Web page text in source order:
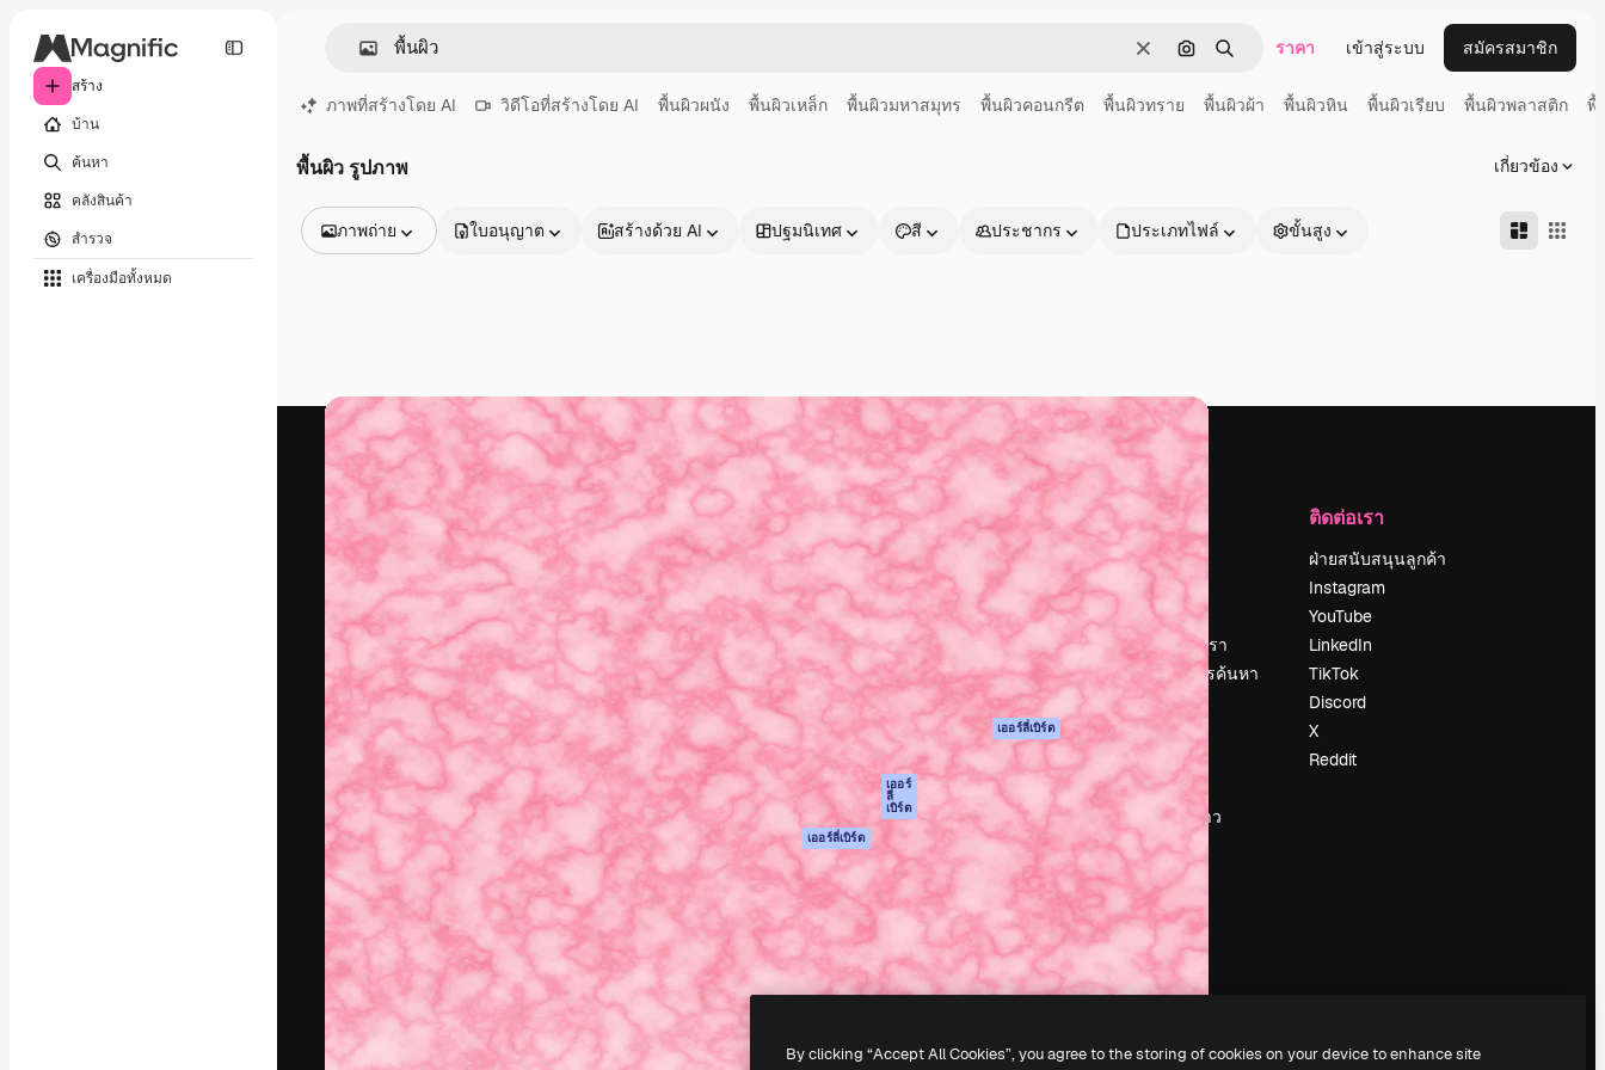
สร้าง
บ้าน
ค้นหา
คลังสินค้า
สำรวจ
เครื่องมือทั้งหมด
ชัดเจนค้นหาตามรูปภาพ
ค้นหา ราคา เข้าสู่ระบบ สมัครสมาชิก
ภาพที่สร้างโดย AI วิดีโอที่สร้างโดย AI พื้นผิวผนัง พื้นผิวเหล็ก พื้นผิวมหาสมุทร พื้นผิวคอนกรีต พื้นผิวทราย พื้นผิวผ้า พื้นผิวหิน พื้นผิวเรียบ พื้นผิวพลาสติก พื้
พื้นผิว รูปภาพ เกี่ยวข้อง
ภาพถ่าย
วิดีโอ
คลิปวิดีโอ
โมชั่นกราฟิก
เทมเพลตวิดีโอ
ไอคอน
แบบจำลอง 3 มิติ
แบบอักษร
ใบอนุญาต สร้างด้วย AI ปฐมนิเทศ สี ประชากร ประเภทไฟล์ ขั้นสูง
แพลตฟอร์มสร้างสรรค์เพื่อผลักดันผลงานที่ดี
ที่สุดของคุณ ผู้ใช้งานกว่า 1 ล้านราย
ครอบคลุมทั้งครีเอทีฟ, บริษัท, เอเจนซี และสตูดิ
ภาษาไทย
ผลิตภัณฑ์
Spaces
ผู้ช่วย AI
เครื่องมือสร้าง
รูปภาพด้วย AI
เครื่องมือสร้างวิดีโอ
ด้วย AI
เครื่องกำเนิดเสียง AI
สต็อกเนื้อหา
MCP สำหรับ
Claude/ChatGPT
เออร์
ลี่
เบิร์ด
Agents เออร์ลี่เบิร์ด
เอพีไอ
แอปมือถือ
เครื่องมือ Magnific
ทั้งหมด
เริ่มต้นใช้งาน
Academy
เอกสาร
การสนับสนุน
เงื่อนไขการใช้งาน
นโยบายความเป็น
ส่วนตัว
ต้นฉบับ เออร์ลี่เบิร์ด
นโยบายคุกกี้
ศูนย์ความน่าเชื่อถือ
พันธมิตร
บริษัท
ราคา
เกี่ยวกับเรา
รีวิว
ร่วมงานกับเรา
แนวโน้มการค้นหา
บล็อก
กิจกรรม
Slidesgo
ขายเนื้อหา
ห้องแถลงข่าว
กำลังมองหา
magnific.ai
ติดต่อเรา
ฝ่ายสนับสนุนลูกค้า
Instagram
YouTube
LinkedIn
TikTok
Discord
X
Reddit
Copyright © 2010- 2026 Freepik Company S.L.U.
By clicking “Accept All Cookies”, you agree to the storing of cookies on your device to enhance site